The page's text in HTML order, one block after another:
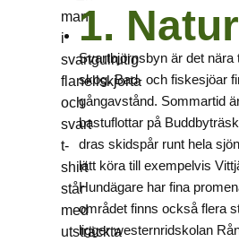
1.
Svartbjörnsbyn är det nära
skog. Bad- och fiskesjöar
gångavstånd. Sommartid
bastuflottar på
dras skidspår runt hela
lätt köra till exempelvis
Hundägare har fina
området finns också flera
ligger westernridskolan